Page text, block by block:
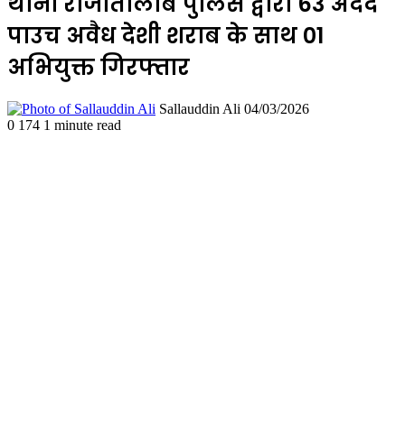
पाउच अवैध देशी शराब के साथ 01
अभियुक्त गिरफ्तार
Sallauddin Ali Send
04/03/2026
0 174 1 minute read